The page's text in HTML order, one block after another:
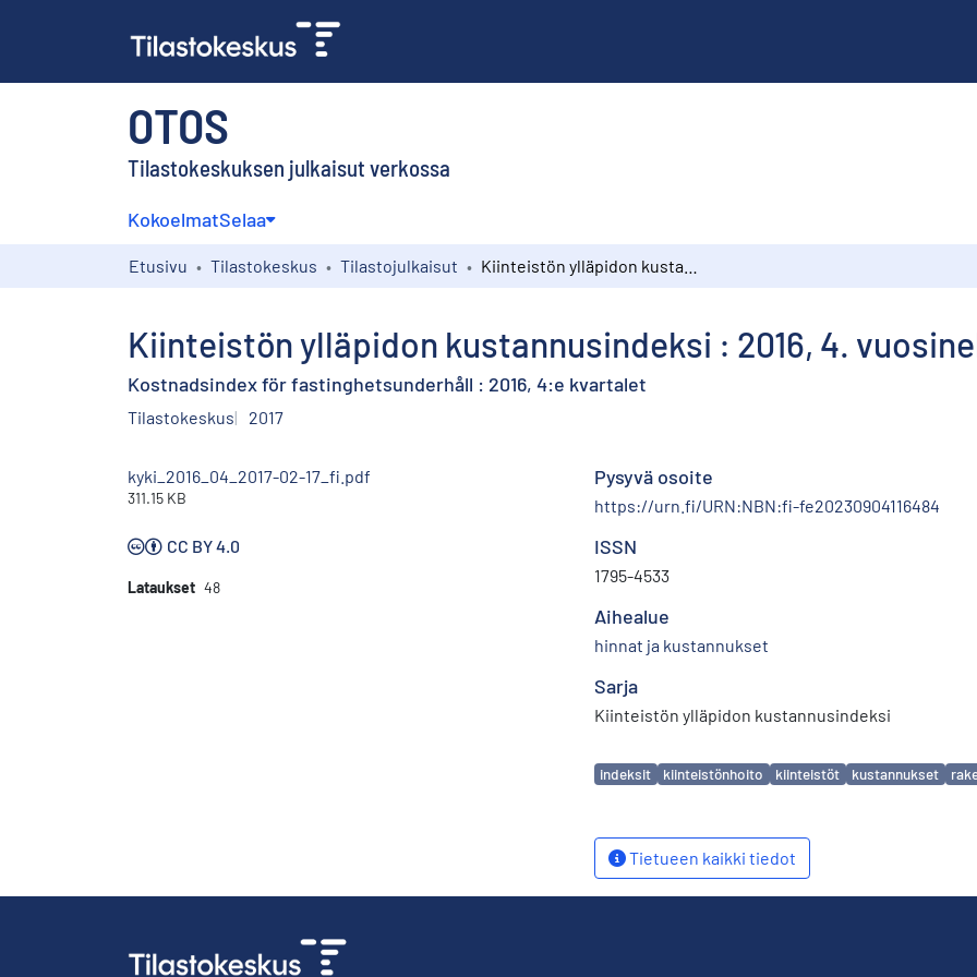
OTOS
Tilastokeskuksen julkaisut verkossa
KokoelmatSelaa
Etusivu Tilastokeskus Tilastojulkaisut
Kiinteistön ylläpidon kustannusindeksi : 2016, 4.
Kostnadsindex för fastinghetsunderhåll : 2016, 4:e kvartalet
Tilastokeskus 2017
kyki_2016_04_2017-02-17_fi.pdf
311.15 KB
CC BY 4.0
Lataukset 48
Pysyvä osoite
https://urn.fi/URN:NBN:fi-fe20230904116484
ISSN
1795-4533
Aihealue
hinnat ja kustannukset
Sarja
Kiinteistön ylläpidon kustannusindeksi
Avainsanat
indeksit kiinteistönhoito kiinteistöt kustannukset
Tietueen kaikki tiedot